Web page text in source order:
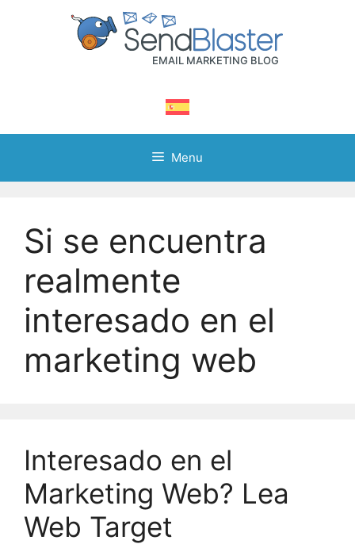
Menu
Si se encuentra
realmente
interesado en el
marketing web
Interesado en el
Marketing Web? Lea
Web Target